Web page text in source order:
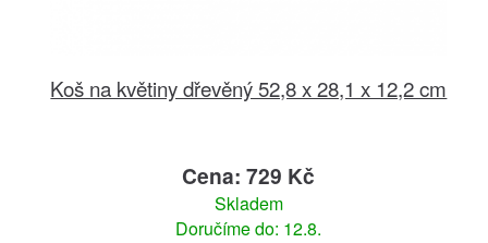
Koš na květiny dřevěný 52,8 x 28,1 x 12,2 cm
Cena: 729 Kč
Skladem
Doručíme do: 12.8.